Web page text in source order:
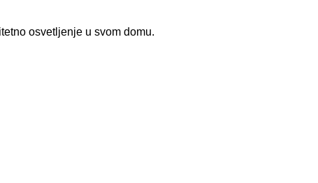
osvetljenje u svom domu.